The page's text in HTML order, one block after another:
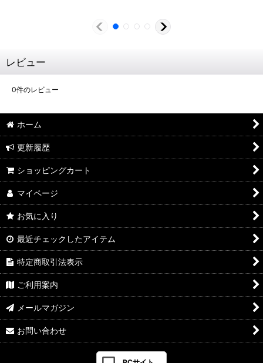
レビュー
0件のレビュー
ホーム
更新履歴
ショッピングカート
マイページ
お気に入り
最近チェックしたアイテム
特定商取引法表示
ご利用案内
メールマガジン
お問い合わせ